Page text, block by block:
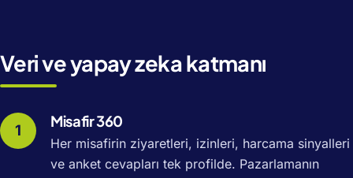
Veri ve yapay zeka katmanı
Misafir 360
Her misafirin ziyaretleri, izinleri, harcama sinyalleri
ve anket cevapları tek profilde. Pazarlamanın